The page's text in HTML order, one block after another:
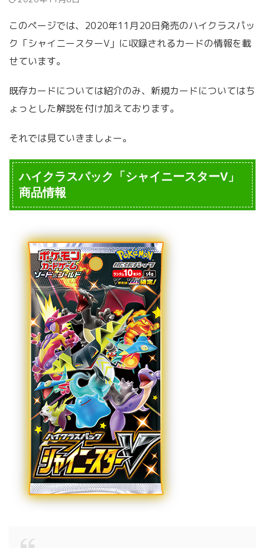
このページでは、2020年11月20日発売のハイクラスパッ
ク「シャイニースターV」に収録されるカードの情報を載
せています。
既存カードについては紹介のみ、新規カードについてはち
ょっとした解説を付け加えております。
それでは見ていきましょー。
ハイクラスパック「シャイニースターV」
商品情報